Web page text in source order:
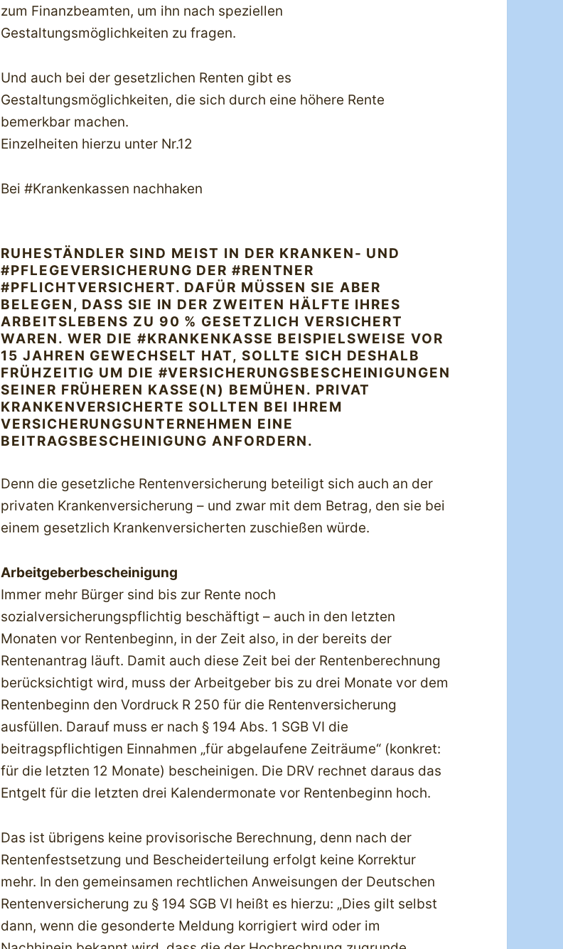
zum Finanzbeamten, um ihn nach speziellen
Gestaltungsmöglichkeiten zu fragen.
Und auch bei der gesetzlichen Renten gibt es
Gestaltungsmöglichkeiten, die sich durch eine höhere Rente
bemerkbar machen.
Einzelheiten hierzu unter Nr.12
Bei #Krankenkassen nachhaken
RUHESTÄNDLER SIND MEIST IN DER KRANKEN- UND
#PFLEGEVERSICHERUNG DER #RENTNER
#PFLICHTVERSICHERT. DAFÜR MÜSSEN SIE ABER
BELEGEN, DASS SIE IN DER ZWEITEN HÄLFTE IHRES
ARBEITSLEBENS ZU 90 % GESETZLICH VERSICHERT
WAREN. WER DIE #KRANKENKASSE BEISPIELSWEISE VOR
15 JAHREN GEWECHSELT HAT, SOLLTE SICH DESHALB
FRÜHZEITIG UM DIE #VERSICHERUNGSBESCHEINIGUNGEN
SEINER FRÜHEREN KASSE(N) BEMÜHEN. PRIVAT
KRANKENVERSICHERTE SOLLTEN BEI IHREM
VERSICHERUNGSUNTERNEHMEN EINE
BEITRAGSBESCHEINIGUNG ANFORDERN.
Denn die gesetzliche Rentenversicherung beteiligt sich auch an der
privaten Krankenversicherung – und zwar mit dem Betrag, den sie bei
einem gesetzlich Krankenversicherten zuschießen würde.
Arbeitgeberbescheinigung
Immer mehr Bürger sind bis zur Rente noch
sozialversicherungspflichtig beschäftigt – auch in den letzten
Monaten vor Rentenbeginn, in der Zeit also, in der bereits der
Rentenantrag läuft. Damit auch diese Zeit bei der Rentenberechnung
berücksichtigt wird, muss der Arbeitgeber bis zu drei Monate vor dem
Rentenbeginn den Vordruck R 250 für die Rentenversicherung
ausfüllen. Darauf muss er nach § 194 Abs. 1 SGB VI die
beitragspflichtigen Einnahmen „für abgelaufene Zeiträume“ (konkret:
für die letzten 12 Monate) bescheinigen. Die DRV rechnet daraus das
Entgelt für die letzten drei Kalendermonate vor Rentenbeginn hoch.
Das ist übrigens keine provisorische Berechnung, denn nach der
Rentenfestsetzung und Bescheiderteilung erfolgt keine Korrektur
mehr. In den gemeinsamen rechtlichen Anweisungen der Deutschen
Rentenversicherung zu § 194 SGB VI heißt es hierzu: „Dies gilt selbst
dann, wenn die gesonderte Meldung korrigiert wird oder im